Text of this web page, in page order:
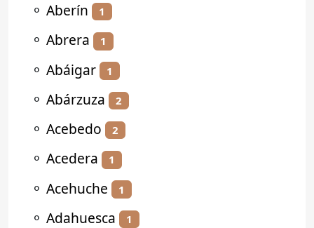
⚬ Aberín 1
⚬ Abrera 1
⚬ Abáigar 1
⚬ Abárzuza 2
⚬ Acebedo 2
⚬ Acedera 1
⚬ Acehuche 1
⚬ Adahuesca 1